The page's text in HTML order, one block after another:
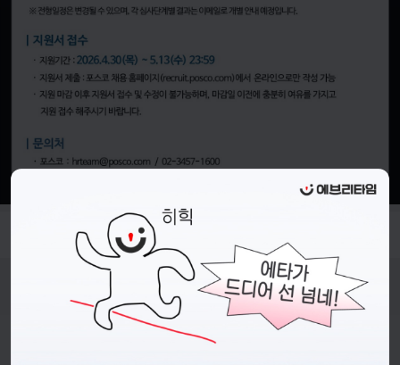
- 접수기간 : 26.04.30.(목) ~ 26.05.13.(수) 23:59 까지